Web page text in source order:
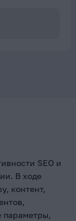
SEO и
В ходе
контент,
параметры,